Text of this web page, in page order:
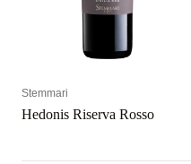
Stemmari
Hedonis Riserva Rosso